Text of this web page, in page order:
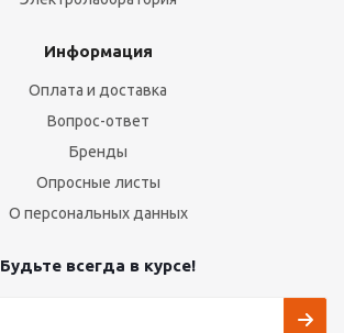
Информация
Оплата и доставка
Вопрос-ответ
Бренды
Опросные листы
О персональных данных
Будьте всегда в курсе!